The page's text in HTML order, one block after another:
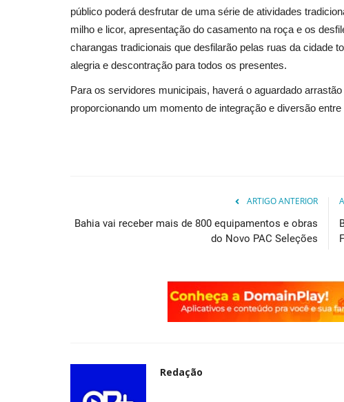
público poderá desfrutar de uma série de atividades
milho e licor, apresentação do casamento na roça e os
charangas tradicionais que desfilarão pelas ruas da cidade
alegria e descontração para todos os presentes.
Para os servidores municipais, haverá o aguardado
proporcionando um momento de integração e diversão
ARTIGO ANTERIOR
Bahia vai receber mais de 800 equipamentos e obras
do Novo PAC Seleções
Redação